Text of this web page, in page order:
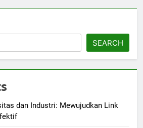
SEARCH
dan Industri: Mewujudkan Link